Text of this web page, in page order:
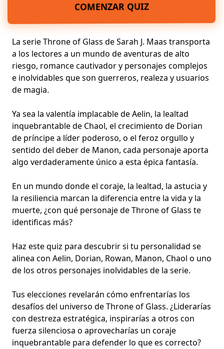
COMENZAR QUIZ
La serie Throne of Glass de Sarah J. Maas transporta
a los lectores a un mundo de aventuras de alto
riesgo, romance cautivador y personajes complejos
e inolvidables que son guerreros, realeza y usuarios
de magia.
Ya sea la valentía implacable de Aelin, la lealtad
inquebrantable de Chaol, el crecimiento de Dorian
de príncipe a líder poderoso, o el feroz orgullo y
sentido del deber de Manon, cada personaje aporta
algo verdaderamente único a esta épica fantasía.
En un mundo donde el coraje, la lealtad, la astucia y
la resiliencia marcan la diferencia entre la vida y la
muerte, ¿con qué personaje de Throne of Glass te
identificas más?
Haz este quiz para descubrir si tu personalidad se
alinea con Aelin, Dorian, Rowan, Manon, Chaol o uno
de los otros personajes inolvidables de la serie.
Tus elecciones revelarán cómo enfrentarías los
desafíos del universo de Throne of Glass. ¿Liderarías
con destreza estratégica, inspirarías a otros con
fuerza silenciosa o aprovecharías un coraje
inquebrantable para defender lo que es correcto?